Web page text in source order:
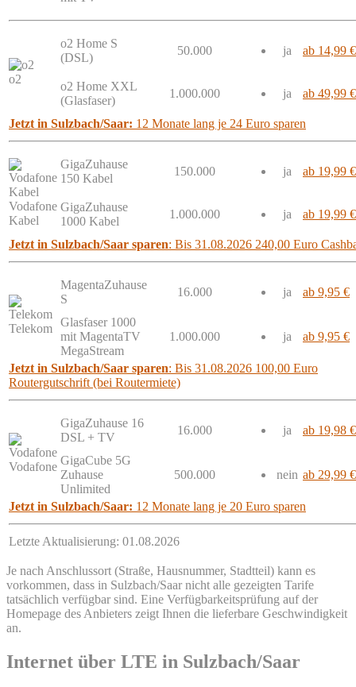
o2
o2 Home S
(DSL)
50.000 ja ab 14,99 €
o2 Home XXL
(Glasfaser)
1.000.000 ja ab 49,99 €
Jetzt in Sulzbach/Saar: 12 Monate lang je 24 Euro sparen
Vodafone
Kabel
GigaZuhause
150 Kabel
150.000 ja ab 19,99 €
GigaZuhause
1000 Kabel
1.000.000 ja ab 19,99 €
Jetzt in Sulzbach/Saar sparen: Bis 31.08.2026 240,00 Euro
Telekom
MagentaZuhause
S
16.000 ja ab 9,95 €
Glasfaser 1000
mit MagentaTV
MegaStream
1.000.000 ja ab 9,95 €
Jetzt in Sulzbach/Saar sparen: Bis 31.08.2026 100,00 Euro
Routergutschrift (bei Routermiete)
Vodafone
GigaZuhause 16
DSL + TV
16.000 ja ab 19,98 €
GigaCube 5G
Zuhause
Unlimited
500.000 nein ab 29,99 €
Jetzt in Sulzbach/Saar: 12 Monate lang je 20 Euro sparen
Letzte Aktualisierung: 01.08.2026
Je nach Anschlussort (Straße, Hausnummer, Stadtteil) kann es
vorkommen, dass in Sulzbach/Saar nicht alle gezeigten Tarife
tatsächlich verfügbar sind. Eine Verfügbarkeitsprüfung auf der
Homepage des Anbieters zeigt Ihnen die lieferbare Geschwindigkeit
an.
Internet über LTE in Sulzbach/Saar